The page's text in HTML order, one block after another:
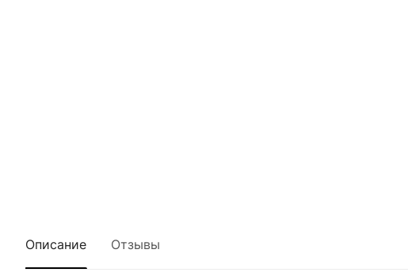
Описание Отзывы